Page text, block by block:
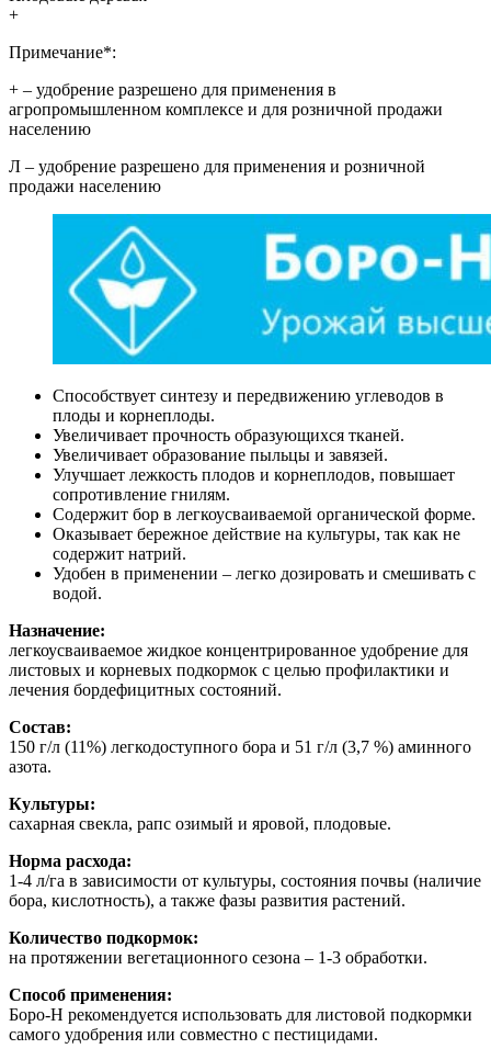
+
Примечание*:
+ – удобрение разрешено для применения в
агропромышленном комплексе и для розничной продажи
населению
Л – удобрение разрешено для применения и розничной
продажи населению
Способствует синтезу и передвижению углеводов в
плоды и корнеплоды.
Увеличивает прочность образующихся тканей.
Увеличивает образование пыльцы и завязей.
Улучшает лежкость плодов и корнеплодов, повышает
сопротивление гнилям.
Содержит бор в легкоусваиваемой органической форме.
Оказывает бережное действие на культуры, так как не
содержит натрий.
Удобен в применении – легко дозировать и смешивать с
водой.
Назначение:
легкоусваиваемое жидкое концентрированное удобрение для
листовых и корневых подкормок с целью профилактики и
лечения бордефицитных состояний.
Состав:
150 г/л (11%) легкодоступного бора и 51 г/л (3,7 %) аминного
азота.
Культуры:
сахарная свекла, рапс озимый и яровой, плодовые.
Норма расхода:
1-4 л/га в зависимости от культуры, состояния почвы (наличие
бора, кислотность), а также фазы развития растений.
Количество подкормок:
на протяжении вегетационного сезона – 1-3 обработки.
Способ применения:
Боро-Н рекомендуется использовать для листовой подкормки
самого удобрения или совместно с пестицидами.